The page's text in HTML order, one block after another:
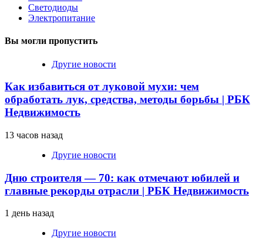
Светодиоды
Электропитание
Вы могли пропустить
Другие новости
Как избавиться от луковой мухи: чем
обработать лук, средства, методы борьбы | РБК
Недвижимость
13 часов назад
Другие новости
Дню строителя — 70: как отмечают юбилей и
главные рекорды отрасли | РБК Недвижимость
1 день назад
Другие новости